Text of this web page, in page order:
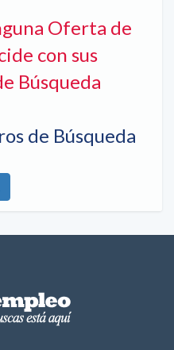
Oferta de
con sus
Búsqueda
de Búsqueda